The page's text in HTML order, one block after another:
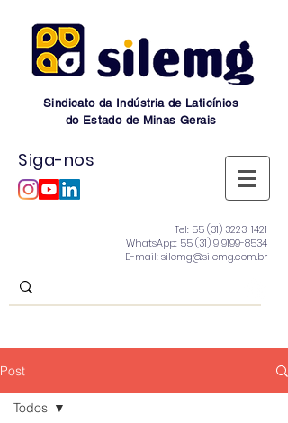
Sindicato da Indústria de Laticínios
do Estado de Minas Gerais
Siga-nos
Tel: 55 (31) 3223-1421
WhatsApp: 55 (31) 9 9199-8534
E-mail: silemg@silemg.com.br
Post
Todos